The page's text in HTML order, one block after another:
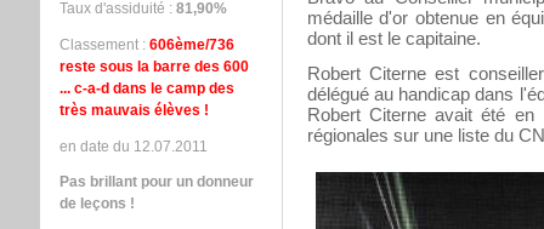
Taux d'assiduité : 81,90%
Classement : 606ème/736
reste sous la barre des 600
... c-a-d dans le camp des
très mauvais élèves !
en date du 12.07.2011
Pas brillant pour un donneur
de leçons !
médaille d'or obtenue en
dont il est le capitaine.
Robert Citerne est
délégué au handicap dans
Robert Citerne avait été
régionales sur une liste du